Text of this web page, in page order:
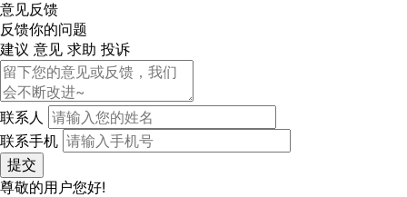
意见反馈
反馈你的问题
建议 意见 求助 投诉
联系人
联系手机
尊敬的用户您好!